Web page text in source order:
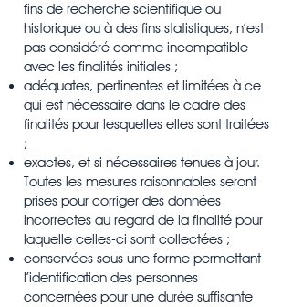
fins de recherche scientifique ou
historique ou à des fins statistiques, n’est
pas considéré comme incompatible
avec les finalités initiales ;
adéquates, pertinentes et limitées à ce
qui est nécessaire dans le cadre des
finalités pour lesquelles elles sont traitées
;
exactes, et si nécessaires tenues à jour.
Toutes les mesures raisonnables seront
prises pour corriger des données
incorrectes au regard de la finalité pour
laquelle celles-ci sont collectées ;
conservées sous une forme permettant
l’identification des personnes
concernées pour une durée suffisante